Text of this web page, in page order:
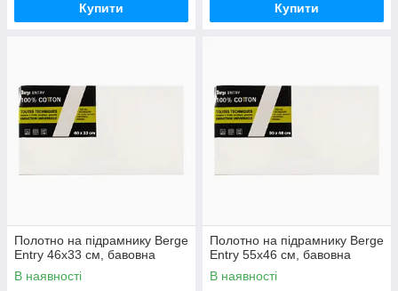
Купити Купити
Полотно на підрамнику Berge
Entry 46х33 см, бавовна
В наявності
Полотно на підрамнику Berge
Entry 55х46 см, бавовна
В наявності